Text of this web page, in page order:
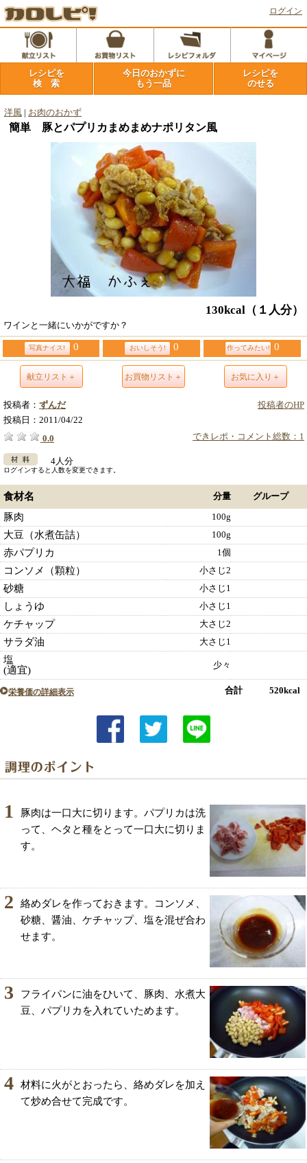
ログイン
レシピを
検 索
今日のおかずに
もう一品
レシピを
のせる
洋風 お肉のおかず
簡単 豚とパプリカまめまめナポリタン風
130kcal （１人分）
ワインと一緒にいかがですか？
写真ナイス! 0 おいしそう! 0 作ってみたい! 0
献立リスト＋ お買物リスト＋ お気に入り＋
投稿者のHP
投稿者： ずんだ
投稿日： 2011/04/22
できレポ・コメント総数：1
0.0
4人分
ログインすると人数を変更できます。
食材名 分量 グループ
豚肉 100g
大豆（水煮缶詰） 100g
赤パプリカ 1個
コンソメ（顆粒） 小さじ2
砂糖 小さじ1
しょうゆ 小さじ1
ケチャップ 大さじ2
サラダ油 大さじ1
塩
(適宜)
少々
栄養価の詳細表示 合計 520kcal
1
豚肉は一口大に切ります。パプリカは洗
って、ヘタと種をとって一口大に切りま
す。
2
絡めダレを作っておきます。コンソメ、
砂糖、醤油、ケチャップ、塩を混ぜ合わ
せます。
3
フライパンに油をひいて、豚肉、水煮大
豆、パプリカを入れていためます。
4
材料に火がとおったら、絡めダレを加え
て炒め合せて完成です。